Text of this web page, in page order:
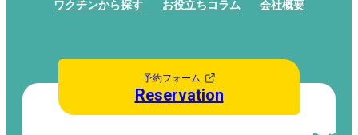
ワクチンから探す お役立ちコラム 会社概要
予約フォーム
Reservation